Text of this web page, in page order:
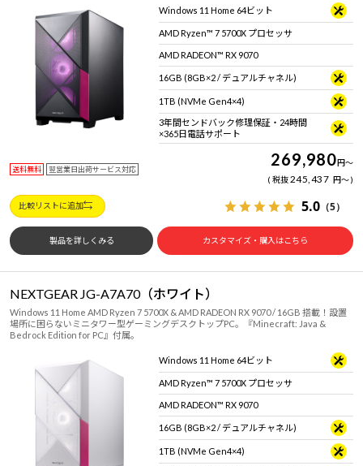
Windows 11 Home 64ビット
AMD Ryzen™ 7 5700X プロセッサ
AMD RADEON™ RX 9070
16GB (8GB×2 / デュアルチャネル)
1TB (NVMe Gen4×4)
3年間センドバック修理保証・24時間
×365日電話サポート
送料無料 翌営業日出荷サービス対応 269,980円～
税抜245,437 円～
比較リストに追加 5.0 （5）
製品を詳しくみる カスタマイズ・購入はこちら
NEXTGEAR JG-A7A70（ホワイト）
Windows 11 Home AMD Ryzen 7 5700X & AMD RADEON RX 9070 / 16GB 搭載！設置
場所に困らないミニタワー型ゲーミングデスクトップPC。『Minecraft: Java &
Bedrock Edition for PC』付属。
Windows 11 Home 64ビット
AMD Ryzen™ 7 5700X プロセッサ
AMD RADEON™ RX 9070
16GB (8GB×2 / デュアルチャネル)
1TB (NVMe Gen4×4)